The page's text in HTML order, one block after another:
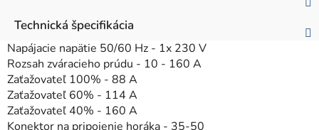
Technická špecifikácia
Napájacie napätie 50/60 Hz - 1x 230 V
Rozsah zváracieho prúdu - 10 - 160 A
Zaťažovateľ 100% - 88 A
Zaťažovateľ 60% - 114 A
Zaťažovateľ 40% - 160 A
Konektor na pripojenie horáka - 35-50